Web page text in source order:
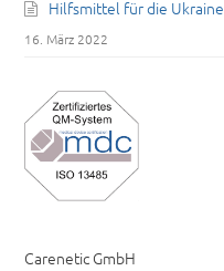
Hilfsmittel für die Ukraine
16. März 2022
Carenetic GmbH